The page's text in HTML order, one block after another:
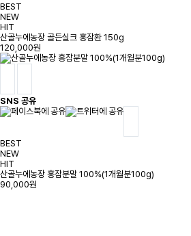
BEST
NEW
HIT
산골누에농장 골든실크 홍잠환 150g
120,000원
SNS 공유
BEST
NEW
HIT
산골누에농장 홍잠분말 100%(1개월분100g)
90,000원